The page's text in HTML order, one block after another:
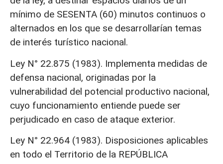
mínimo de SESENTA (60) minutos continuos o
alternados en los que se desarrollarían temas
de interés turístico nacional.
Ley N° 22.875 (1983). Implementa medidas de
defensa nacional, originadas por la
vulnerabilidad del potencial productivo nacional,
cuyo funcionamiento entiende puede ser
perjudicado en caso de ataque exterior.
Ley N° 22.964 (1983). Disposiciones aplicables
en todo el Territorio de la REPÚBLICA